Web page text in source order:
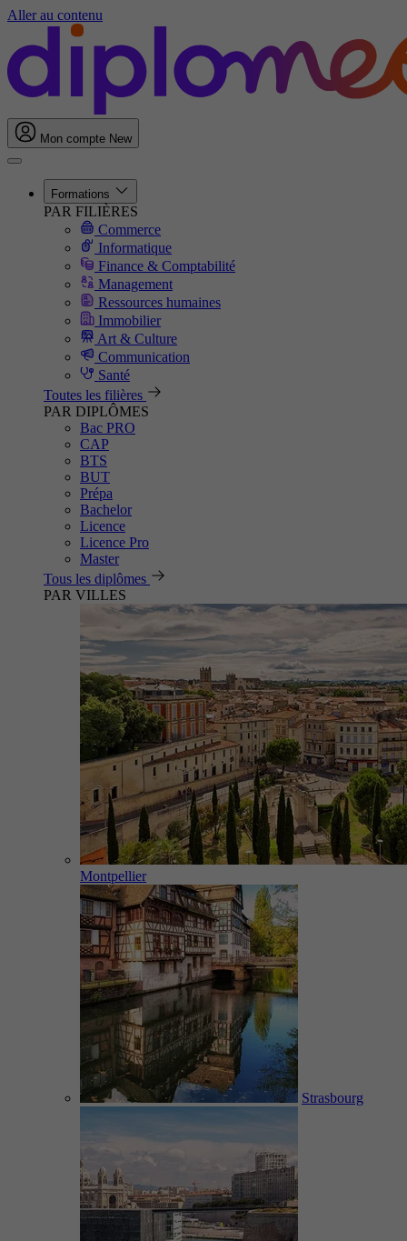
Aller au contenu
Mon compte New
Formations
PAR FILIÈRES
Commerce
Informatique
Finance & Comptabilité
Management
Ressources humaines
Immobilier
Art & Culture
Communication
Santé
Toutes les filières
PAR DIPLÔMES
Bac PRO
CAP
BTS
BUT
Prépa
Bachelor
Licence
Licence Pro
Master
Tous les diplômes
PAR VILLES
Montpellier
Strasbourg